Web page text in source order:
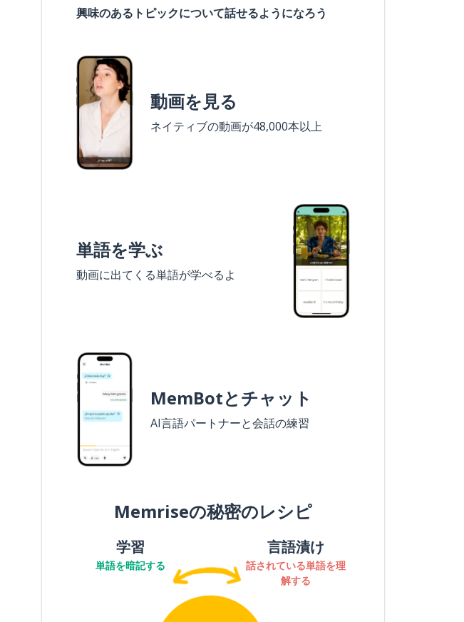
興味のあるトピックについて話せるようになろう
動画を見る
ネイティブの動画が48,000本以上
単語を学ぶ
動画に出てくる単語が学べるよ
MemBotとチャット
AI言語パートナーと会話の練習
Memriseの秘密のレシピ
学習
単語を暗記する
言語漬け
話されている単語を理
解する